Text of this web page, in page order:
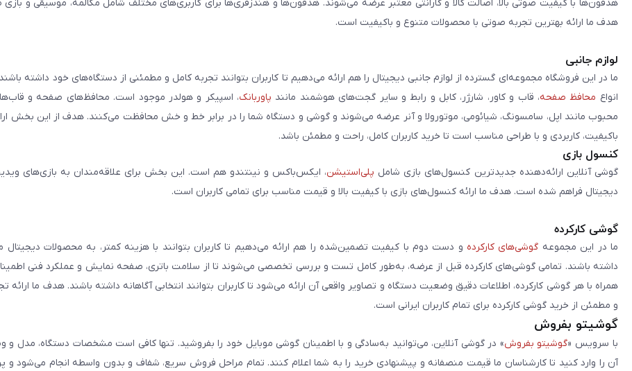
هدفون‌ها با کیفیت صوتی بالا، اصالت کالا و گارانتی معتبر عرضه می‌شوند. هدفون‌ها و هندزفری‌ها برای کاربری‌های مختلف شامل مکالمه، موسیقی و بازی
هدف ما ارائه بهترین تجربه صوتی با محصولات متنوع و باکیفیت است.
لوازم جانبی
ما در این فروشگاه مجموعه‌ای گسترده از لوازم جانبی دیجیتال را هم ارائه می‌دهیم تا کاربران بتوانند تجربه کامل و مطمئنی از دستگاه‌های خود داشته
انواع محافظ صفحه، قاب و کاور، شارژر، کابل و رابط و سایر گجت‌های هوشمند مانند پاوربانک، اسپیکر و هولدر موجود است. محافظ‌های صفحه و قاب‌ها
محبوب مانند اپل، سامسونگ، شیائومی، موتورولا و آنر عرضه می‌شوند و گوشی و دستگاه شما را در برابر خط و خش محافظت می‌کنند. هدف از این بخش
باکیفیت، کاربردی و با طراحی مناسب است تا خرید کاربران کامل، راحت و مطمئن باشد.
کنسول بازی
گوشی آنلاین ارائه‌دهنده جدیدترین کنسول‌های بازی شامل پلی‌استیشن، ایکس‌باکس و نینتندو هم است. این بخش برای علاقه‌مندان به بازی‌های
دیجیتال فراهم شده است. هدف ما ارائه کنسول‌های بازی با کیفیت بالا و قیمت مناسب برای تمامی کاربران است.
گوشی کارکرده
ما در این مجموعه گوشی‌های کارکرده و دست دوم با کیفیت تضمین‌شده را هم ارائه می‌دهیم تا کاربران بتوانند با هزینه کمتر، به محصولات دیجیتال
داشته باشند. تمامی گوشی‌های کارکرده قبل از عرضه، به‌طور کامل تست و بررسی تخصصی می‌شوند تا از سلامت باتری، صفحه نمایش و عملکرد فنی
همراه با هر گوشی کارکرده، اطلاعات دقیق وضعیت دستگاه و تصاویر واقعی آن ارائه می‌شود تا کاربران بتوانند انتخابی آگاهانه داشته باشند. هدف ما ارائه
و مطمئن از خرید گوشی کارکرده برای تمام کاربران ایرانی است.
گوشیتو بفروش
با سرویس «گوشیتو بفروش» در گوشی آنلاین، می‌توانید به‌سادگی و با اطمینان گوشی موبایل خود را بفروشید. تنها کافی است مشخصات دستگاه، مدل
آن را وارد کنید تا کارشناسان ما قیمت منصفانه و پیشنهادی خرید را به شما اعلام کنند. تمام مراحل فروش سریع، شفاف و بدون واسطه انجام می‌شود و